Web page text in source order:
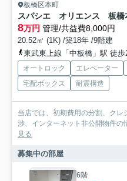
板橋区本町
スパシエ オリエンス 板橋
8万円 管理/共益費8,000円
20.52㎡ (1K) /築18年 /9階建
東武東上線「中板橋」駅 徒歩
オートロック エレベーター
宅配ボックス
耐震構造
当店では、初期費用の分割、ク
渉、インターネット非公開物件の
見る
募集中の部屋
6階